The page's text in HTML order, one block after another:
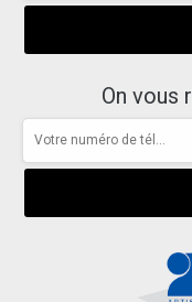
On vous